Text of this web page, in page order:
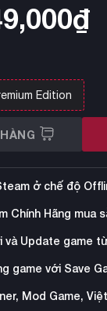
₫
Edition
ở chế độ
Chính Hãng mua
và Update game
game với Save
Mod Game,